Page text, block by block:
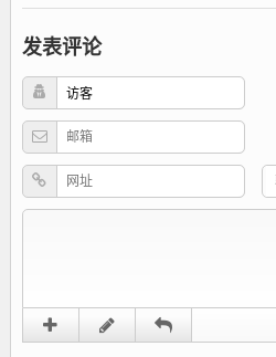
发表评论